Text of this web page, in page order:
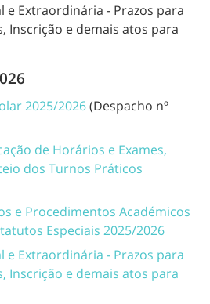
e Extraordinária - Prazos para
Inscrição e demais atos para
2025/2026(Despacho nº
de Horários e Exames,
dos Turnos Práticos
e Procedimentos Académicos
Especiais 2025/2026
e Extraordinária - Prazos para
Inscrição e demais atos para